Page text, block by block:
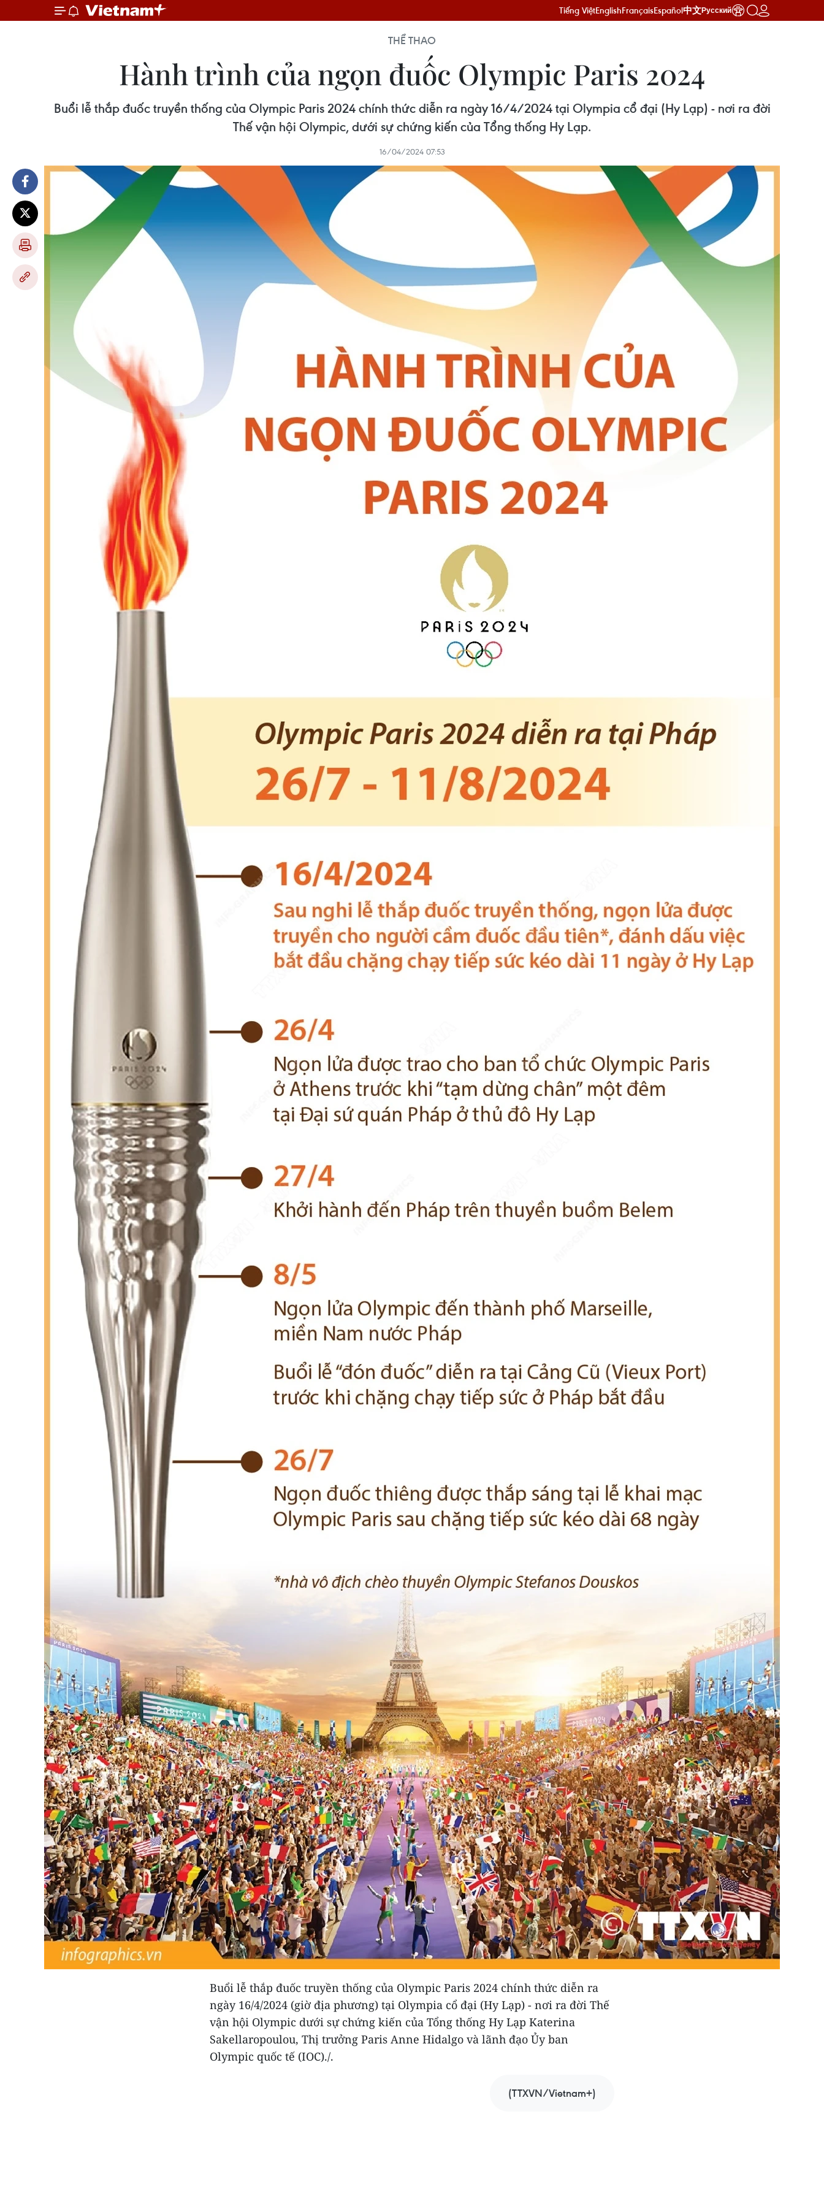
Tiếng ViệtEnglishFrançaisEspañol中文Русский
THỂ THAO
Hành trình của ngọn đuốc Olympic Paris 2024
Buổi lễ thắp đuốc truyền thống của Olympic Paris 2024 chính thức diễn ra ngày 16/4/2024 tại Olympia cổ đại (Hy Lạp) - nơi ra đời
Thế vận hội Olympic, dưới sự chứng kiến của Tổng thống Hy Lạp.
16/04/2024 07:53
Buổi lễ thắp đuốc truyền thống của Olympic Paris 2024 chính thức diễn ra
ngày 16/4/2024 (giờ địa phương) tại Olympia cổ đại (Hy Lạp) - nơi ra đời Thế
vận hội Olympic dưới sự chứng kiến của Tổng thống Hy Lạp Katerina
Sakellaropoulou, Thị trưởng Paris Anne Hidalgo và lãnh đạo Ủy ban
Olympic quốc tế (IOC)./.
(TTXVN/Vietnam+)